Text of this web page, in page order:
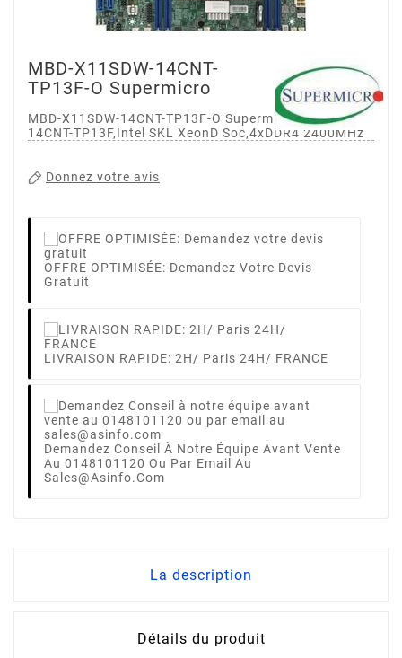
MBD-X11SDW-14CNT-
TP13F-O Supermicro
MBD-X11SDW-14CNT-TP13F-O Supermicro X11SDW-
14CNT-TP13F,Intel SKL XeonD Soc,4xDDR4 2400MHz
Donnez votre avis
OFFRE OPTIMISÉE: Demandez Votre Devis
Gratuit
LIVRAISON RAPIDE: 2H/ Paris 24H/ FRANCE
Demandez Conseil À Notre Équipe Avant Vente
Au 0148101120 Ou Par Email Au
Sales@asinfo.com
La description
Détails du produit